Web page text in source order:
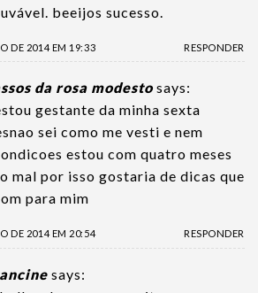
beeijos sucesso.
DE 2014 EM 19:33 RESPONDER
da rosa modesto says:
gestante da minha sexta
sei como me vesti e nem
estou com quatro meses
mal por isso gostaria de dicas que
para mim
DE 2014 EM 20:54 RESPONDER
says: